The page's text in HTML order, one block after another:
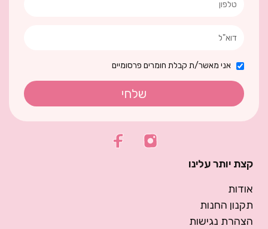
אני מאשר/ת קבלת חומרים פרסומיים
שלחי
קצת יותר עלינו
אודות
תקנון החנות
הצהרת נגישות